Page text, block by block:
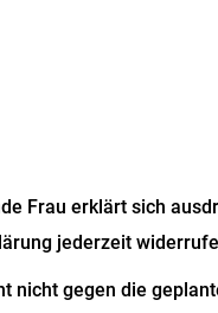
Frau erklärt sich
jederzeit
nicht gegen die